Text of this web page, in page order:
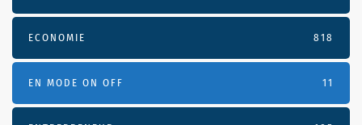
ECONOMIE 818
EN MODE ON OFF 11